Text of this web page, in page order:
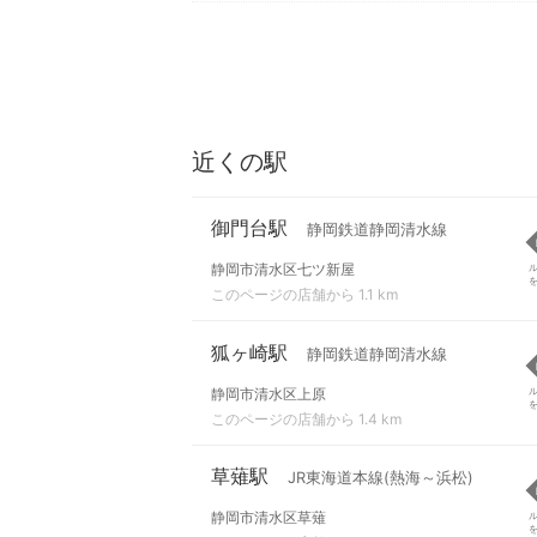
近くの駅
御門台駅 静岡鉄道静岡清水線
静岡市清水区七ツ新屋
このページの店舗から 1.1 km
狐ヶ崎駅 静岡鉄道静岡清水線
静岡市清水区上原
このページの店舗から 1.4 km
草薙駅 JR東海道本線(熱海～浜松)
静岡市清水区草薙